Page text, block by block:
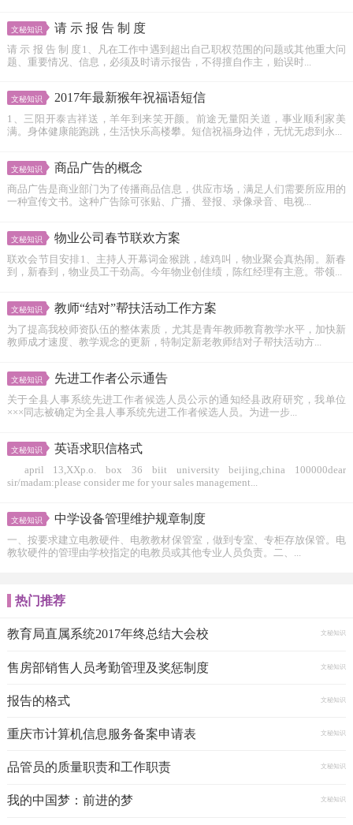
文秘知识 请 示 报 告 制 度
请 示 报 告 制 度1、凡在工作中遇到超出自己职权范围的问题或其他重大问
题、重要情况、信息，必须及时请示报告，不得擅自作主，贻误时...
文秘知识 2017年最新猴年祝福语短信
1、三阳开泰吉祥送，羊年到来笑开颜。前途无量阳关道，事业顺利家美
满。身体健康能跑跳，生活快乐高楼攀。短信祝福身边伴，无忧无虑到永...
文秘知识 商品广告的概念
商品广告是商业部门为了传播商品信息，供应市场，满足人们需要所应用的
一种宣传文书。这种广告除可张贴、广播、登报、录像录音、电视...
文秘知识 物业公司春节联欢方案
联欢会节目安排1、主持人开幕词金猴跳，雄鸡叫，物业聚会真热闹。新春
到，新春到，物业员工干劲高。今年物业创佳绩，陈红经理有主意。带领...
文秘知识 教师“结对”帮扶活动工作方案
为了提高我校师资队伍的整体素质，尤其是青年教师教育教学水平，加快新
教师成才速度、教学观念的更新，特制定新老教师结对子帮扶活动方...
文秘知识 先进工作者公示通告
关于全县人事系统先进工作者候选人员公示的通知经县政府研究，我单位
×××同志被确定为全县人事系统先进工作者候选人员。为进一步...
文秘知识 英语求职信格式
april 13,XXp.o. box 36 biit university beijing,china 100000dear
sir/madam:please consider me for your sales management...
文秘知识 中学设备管理维护规章制度
一、按要求建立电教硬件、电教教材保管室，做到专室、专柜存放保管。电
教软硬件的管理由学校指定的电教员或其他专业人员负责。二、...
热门推荐
教育局直属系统2017年终总结大会校 文秘知识
售房部销售人员考勤管理及奖惩制度 文秘知识
报告的格式 文秘知识
重庆市计算机信息服务备案申请表 文秘知识
品管员的质量职责和工作职责 文秘知识
我的中国梦：前进的梦 文秘知识